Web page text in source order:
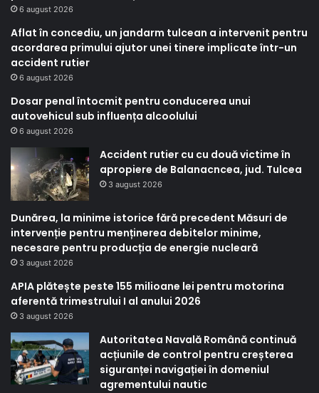
6 august 2026
Aflat în concediu, un jandarm tulcean a intervenit pentru
acordarea primului ajutor unei tinere implicate într-un
accident rutier
6 august 2026
Dosar penal întocmit pentru conducerea unui
autovehicul sub influența alcoolului
6 august 2026
Accident rutier cu cu două victime în
apropiere de Balanacncea, jud. Tulcea
3 august 2026
Dunărea, la minime istorice fără precedent Măsuri de
intervenție pentru menținerea debitelor minime,
necesare pentru producția de energie nucleară
3 august 2026
APIA plătește peste 155 milioane lei pentru motorina
aferentă trimestrului I al anului 2026
3 august 2026
Autoritatea Navală Română continuă
acțiunile de control pentru creșterea
siguranței navigației în domeniul
agrementului nautic